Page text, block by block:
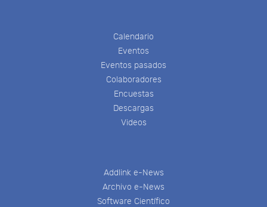
Calendario
Eventos
Eventos pasados
Colaboradores
Encuestas
Descargas
Videos
Addlink e-News
Archivo e-News
Software Científico